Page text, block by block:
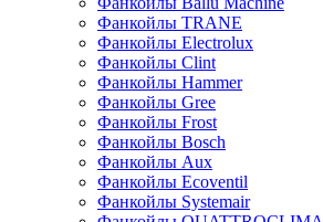
Фанкойлы TRANE
Фанкойлы Electrolux
Фанкойлы Clint
Фанкойлы Hammer
Фанкойлы Gree
Фанкойлы Frost
Фанкойлы Bosch
Фанкойлы Aux
Фанкойлы Ecoventil
Фанкойлы Systemair